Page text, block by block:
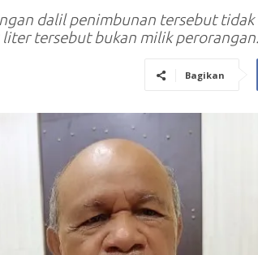
dalil penimbunan tersebut tidak
tersebut bukan milik perorangan.
Bagikan